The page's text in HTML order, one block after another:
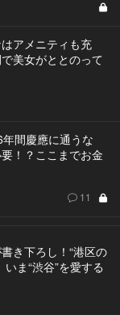
アメニティも充
美女がととのって
間慶應に通うな
！？ここまでお金
11
き下ろし！“港区の
ま“渋谷”を愛する